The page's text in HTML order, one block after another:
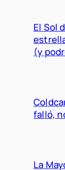
El Sol
(y
falló,
La